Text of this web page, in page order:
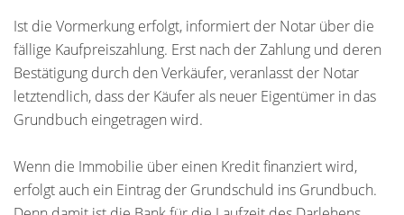
Ist die Vormerkung erfolgt, informiert der Notar über die
fällige Kaufpreiszahlung. Erst nach der Zahlung und deren
Bestätigung durch den Verkäufer, veranlasst der Notar
letztendlich, dass der Käufer als neuer Eigentümer in das
Grundbuch eingetragen wird.
Wenn die Immobilie über einen Kredit finanziert wird,
erfolgt auch ein Eintrag der Grundschuld ins Grundbuch.